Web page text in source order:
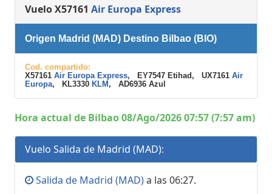
Vuelo X57161 Air Europa Express
Origen Madrid (MAD) Destino Bilbao (BIO)
Cod. compartido:
X57161 Air Europa Express, EY7547 Etihad, UX7161 Air
Europa, KL3330 KLM , AD6936 Azul
Hora actual de Bilbao 08/Ago/2026 07:57 (7:57 am)
Vuelo Salida de Madrid (MAD):
Salida de Madrid (MAD)a las 06:27.